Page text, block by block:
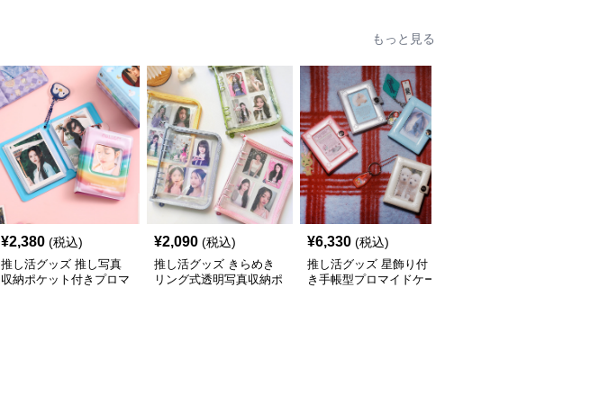
もっと見る
¥2,380 (税込)
推し活グッズ 推し写真
収納ポケット付きプロマ
¥2,090 (税込)
推し活グッズ きらめき
リング式透明写真収納ポ
¥6,330 (税込)
推し活グッズ 星飾り付
き手帳型プロマイドケー